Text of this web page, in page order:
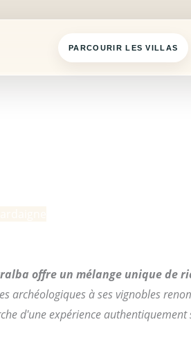
PARCOURIR LES VILLAS
offre un mélange unique de
archéologiques à ses vignobles
d'une expérience authentiquement